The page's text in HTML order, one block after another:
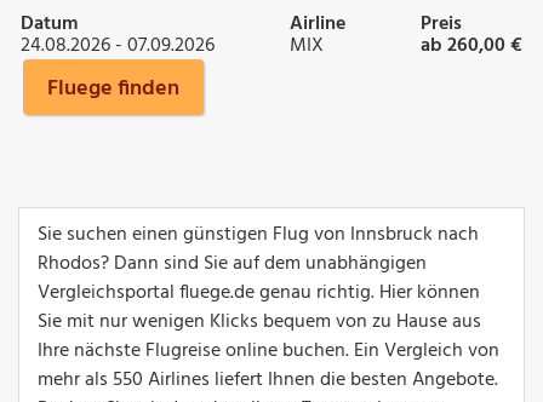
Datum
24.08.2026 - 07.09.2026
Airline
MIX
Preis
ab 260,00 €
Fluege finden
Sie suchen einen günstigen Flug von Innsbruck nach
Rhodos? Dann sind Sie auf dem unabhängigen
Vergleichsportal fluege.de genau richtig. Hier können
Sie mit nur wenigen Klicks bequem von zu Hause aus
Ihre nächste Flugreise online buchen. Ein Vergleich von
mehr als 550 Airlines liefert Ihnen die besten Angebote.